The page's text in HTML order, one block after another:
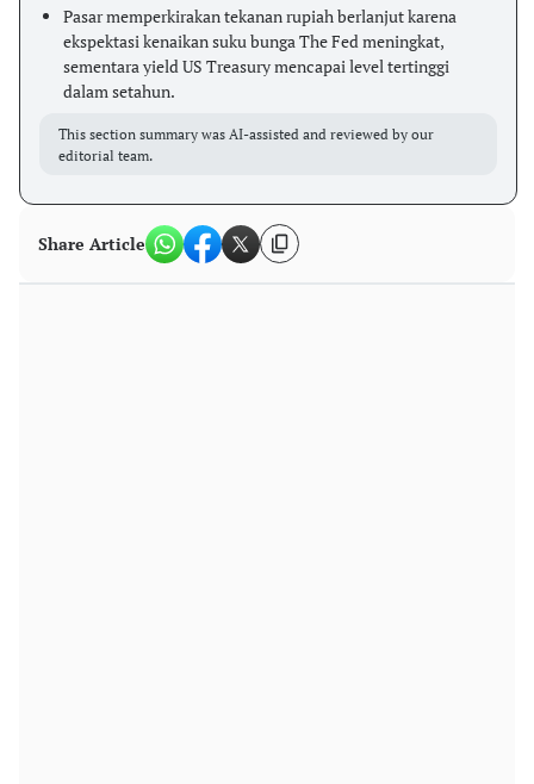
Pasar memperkirakan tekanan rupiah berlanjut karena
ekspektasi kenaikan suku bunga The Fed meningkat,
sementara yield US Treasury mencapai level tertinggi
dalam setahun.
This section summary was AI-assisted and reviewed by our
editorial team.
Share Article